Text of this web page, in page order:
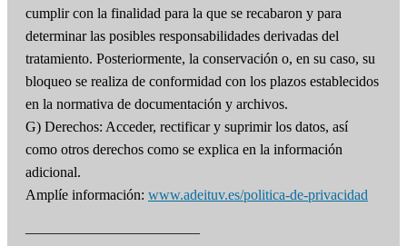
cumplir con la finalidad para la que se recabaron y para
determinar las posibles responsabilidades derivadas del
tratamiento. Posteriormente, la conservación o, en su caso, su
bloqueo se realiza de conformidad con los plazos establecidos
en la normativa de documentación y archivos.
G) Derechos: Acceder, rectificar y suprimir los datos, así
como otros derechos como se explica en la información
adicional.
Amplíe información: www.adeituv.es/politica-de-privacidad
————————————